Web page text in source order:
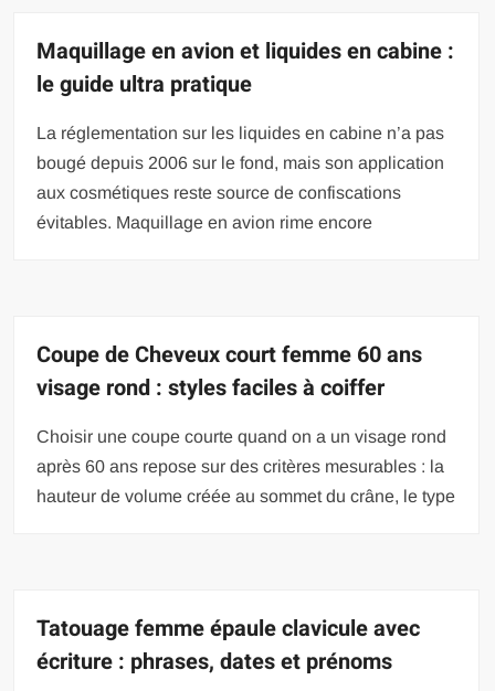
Maquillage en avion et liquides en cabine :
le guide ultra pratique
La réglementation sur les liquides en cabine n’a pas
bougé depuis 2006 sur le fond, mais son application
aux cosmétiques reste source de confiscations
évitables. Maquillage en avion rime encore
Coupe de Cheveux court femme 60 ans
visage rond : styles faciles à coiffer
Choisir une coupe courte quand on a un visage rond
après 60 ans repose sur des critères mesurables : la
hauteur de volume créée au sommet du crâne, le type
Tatouage femme épaule clavicule avec
écriture : phrases, dates et prénoms